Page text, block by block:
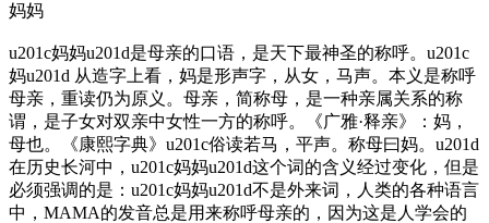
妈妈
u201c妈妈u201d是母亲的口语，是天下最神圣的称呼。u201c
妈u201d 从造字上看，妈是形声字，从女，马声。本义是称呼
母亲，重读仍为原义。母亲，简称母，是一种亲属关系的称
谓，是子女对双亲中女性一方的称呼。《广雅·释亲》：妈，
母也。《康熙字典》u201c俗读若马，平声。称母曰妈。u201d
在历史长河中，u201c妈妈u201d这个词的含义经过变化，但是
必须强调的是：u201c妈妈u201d不是外来词，人类的各种语言
中，MAMA的发音总是用来称呼母亲的，因为这是人学会的